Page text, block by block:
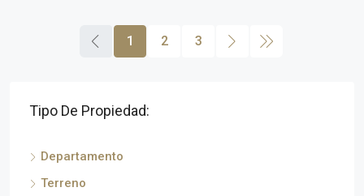
1 2 3
Tipo De Propiedad:
Departamento
Terreno